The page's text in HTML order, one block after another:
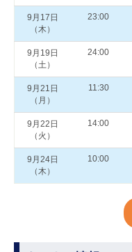
9月17日
（木）
23:00
9月19日
（土）
24:00
9月21日
（月）
11:30
9月22日
（火）
14:00
9月24日
（木）
10:00